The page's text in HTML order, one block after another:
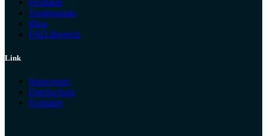
Produkte
Testimonials
Blog
FAQ-Bereich
Link
Impressum
Datenschutz
Kontakte